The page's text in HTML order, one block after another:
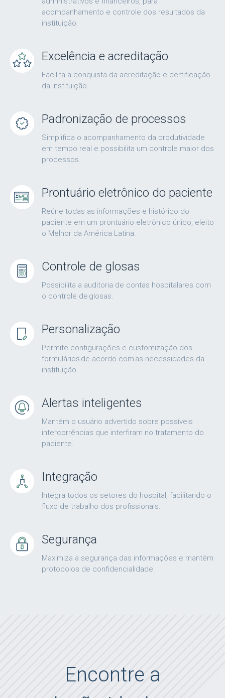
acompanhamento e controle dos resultados da
instituição.
Excelência e acreditação
Facilita a conquista da acreditação e certificação
da instituição.
Padronização de processos
Simplifica o acompanhamento da produtividade
em tempo real e possibilita um controle maior dos
processos.
Prontuário eletrônico do paciente
Reúne todas as informações e histórico do
paciente em um prontuário eletrônico único, eleito
o Melhor da América Latina.
Controle de glosas
Possibilita a auditoria de contas hospitalares com
o controle de glosas.
Personalização
Permite configurações e customização dos
formulários de acordo com as necessidades da
instituição.
Alertas inteligentes
Mantém o usuário advertido sobre possíveis
intercorrências que interfiram no tratamento do
paciente.
Integração
Integra todos os setores do hospital, facilitando o
fluxo de trabalho dos profissionais.
Segurança
Maximiza a segurança das informações e mantém
protocolos de confidencialidade.
Encontre a